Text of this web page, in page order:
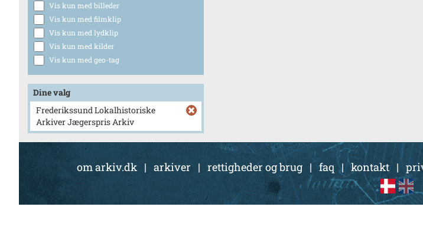
Vis kun med billeder
Vis kun med filmklip
Vis kun med lydklip
Vis kun med kilder
Vis kun med geo-tag
Dine valg
Frederikssund Lokalhistoriske
Arkiver Jægerspris Arkiv
om arkiv.dk | arkiver| rettigheder og brug|faq |kontakt|